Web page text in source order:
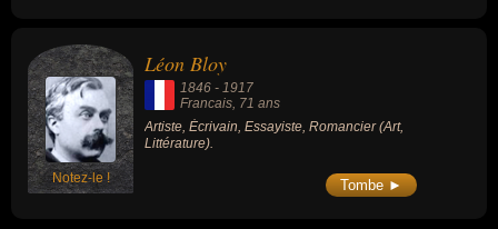
Notez-le !
Léon Bloy
1846 - 1917
Francais, 71 ans
Artiste, Écrivain, Essayiste, Romancier (Art,
Littérature).
Tombe ►